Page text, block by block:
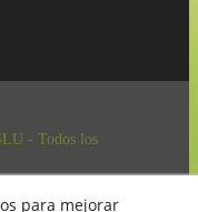
- Todos los
para mejorar